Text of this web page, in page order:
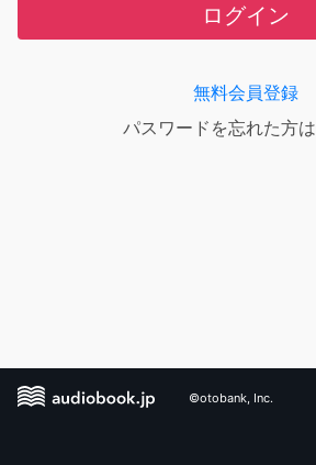
ログイン
無料会員登録
パスワードを忘れた方は
©otobank, Inc.